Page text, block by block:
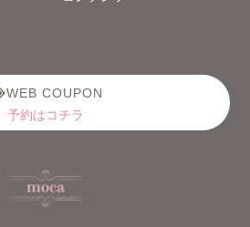
WEB COUPON
予約はコチラ